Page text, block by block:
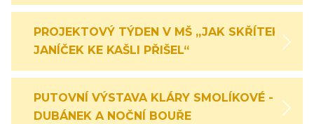
PROJEKTOVÝ TÝDEN V MŠ „JAK SKŘÍTEK
JANÍČEK KE KAŠLI PŘIŠEL“
PUTOVNÍ VÝSTAVA KLÁRY SMOLÍKOVÉ -
DUBÁNEK A NOČNÍ BOUŘE